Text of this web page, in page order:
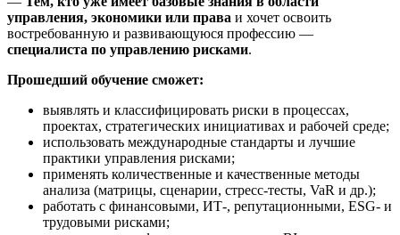
управления, экономики или права и хочет освоить
востребованную и развивающуюся профессию —
специалиста по управлению рисками.
Прошедший обучение сможет:
выявлять и классифицировать риски в процессах,
проектах, стратегических инициативах и рабочей среде;
использовать международные стандарты и лучшие
практики управления рисками;
применять количественные и качественные методы
анализа (матрицы, сценарии, стресс-тесты, VaR и др.);
работать с финансовыми, ИТ-, репутационными, ESG- и
трудовыми рисками;